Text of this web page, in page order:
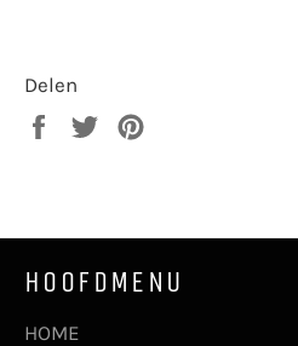
Delen
Delen
Twitteren
HOOFDMENU
HOME